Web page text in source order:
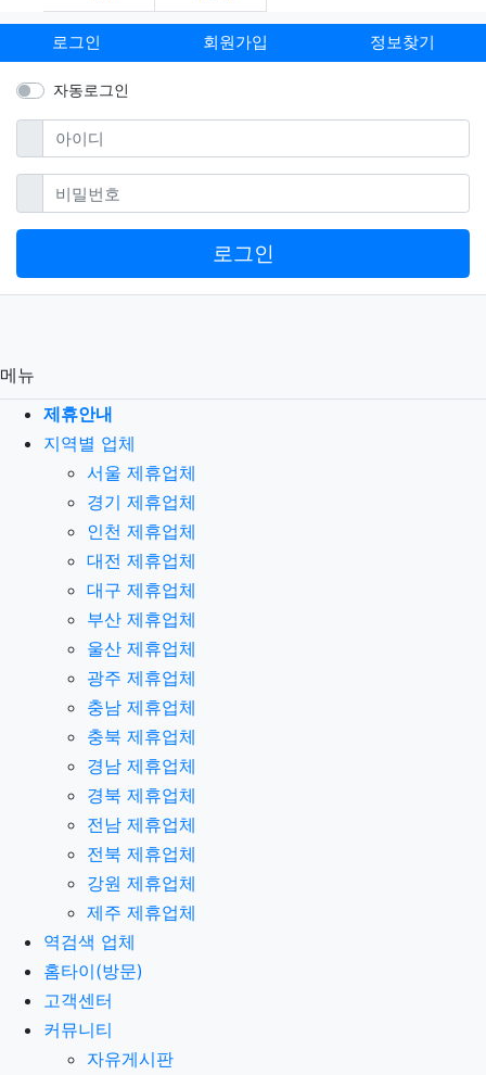
로그인 회원가입 정보찾기
자동로그인
아이디필수
비밀번호필수
로그인
메뉴
제휴안내
지역별 업체
서울 제휴업체
경기 제휴업체
인천 제휴업체
대전 제휴업체
대구 제휴업체
부산 제휴업체
울산 제휴업체
광주 제휴업체
충남 제휴업체
충북 제휴업체
경남 제휴업체
경북 제휴업체
전남 제휴업체
전북 제휴업체
강원 제휴업체
제주 제휴업체
역검색 업체
홈타이(방문)
고객센터
커뮤니티
자유게시판